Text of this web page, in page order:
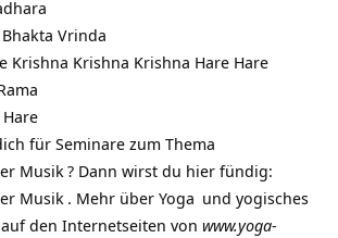
Vrinda
Krishna Krishna Krishna Hare Hare
Hare
für Seminare zum Thema
Musik? Dann wirst du hier fündig:
Musik . Mehr über Yoga und yogisches
den Internetseiten von www.yoga-